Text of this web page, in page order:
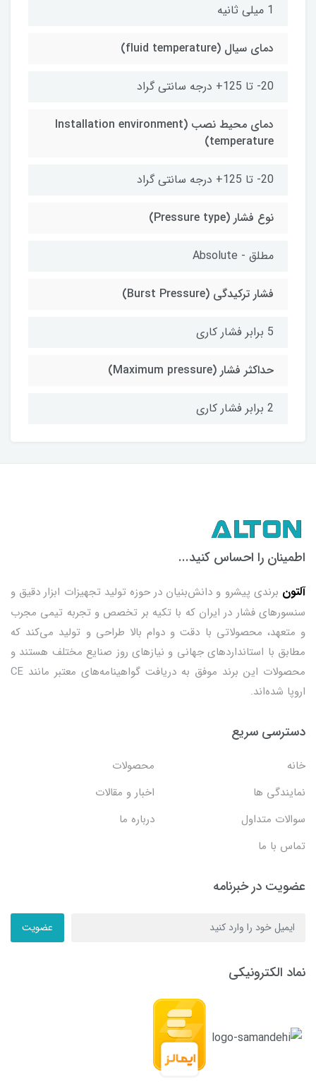
1 میلی ثانیه
دمای سیال (fluid temperature)
20- تا 125+ درجه سانتی گراد
دمای محیط نصب (Installation environment
temperature)
20- تا 125+ درجه سانتی گراد
نوع فشار (Pressure type)
مطلق - Absolute
فشار ترکیدگی (Burst Pressure)
5 برابر فشار کاری
حداکثر فشار (Maximum pressure)
2 برابر فشار کاری
اطمینان را احساس کنید...
آلتون برندی پیشرو و دانش‌بنیان در حوزه تولید تجهیزات ابزار دقیق و
سنسورهای فشار در ایران که با تکیه بر تخصص و تجربه تیمی مجرب
و متعهد، محصولاتی با دقت و دوام بالا طراحی و تولید می‌کند که
مطابق با استانداردهای جهانی و نیازهای روز صنایع مختلف هستند و
محصولات این برند موفق به دریافت گواهینامه‌های معتبر مانند CE
اروپا شده‌اند.
دسترسی سریع
خانه
محصولات
نمایندگی ها
اخبار و مقالات
سوالات متداول
درباره ما
تماس با ما
عضویت در خبرنامه
عضویت
نماد الکترونیکی